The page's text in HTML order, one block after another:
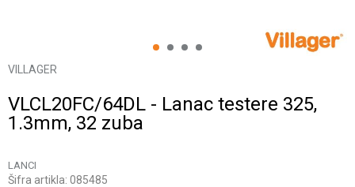
1 2 3 4
VILLAGER
VLCL20FC/64DL - Lanac testere 325,
1.3mm, 32 zuba
LANCI
Šifra artikla: 085485